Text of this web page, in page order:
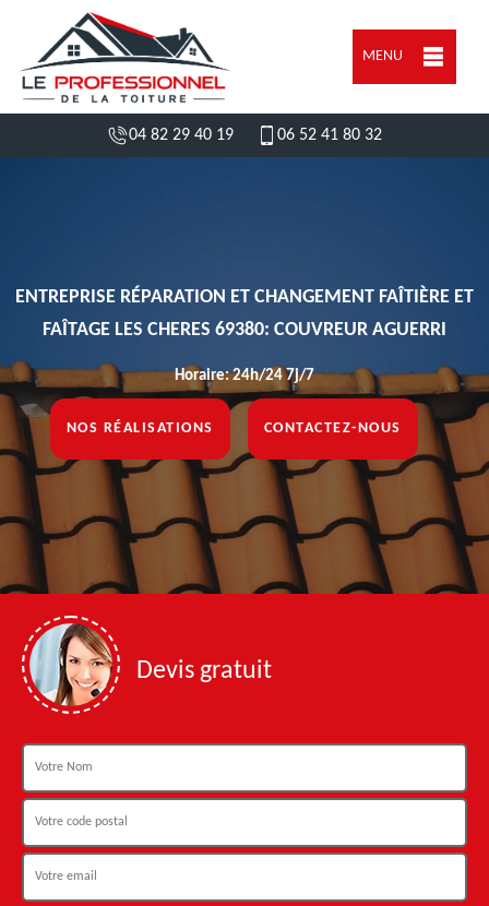
MENU
04 82 29 40 19 06 52 41 80 32
ENTREPRISE RÉPARATION ET CHANGEMENT FAÎTIÈRE ET
FAÎTAGE LES CHERES 69380: COUVREUR AGUERRI
Horaire: 24h/24 7j/7
NOS RÉALISATIONS CONTACTEZ-NOUS
Devis gratuit